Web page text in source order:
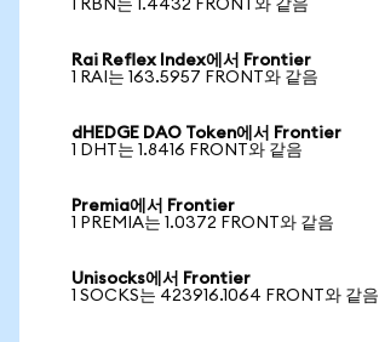
1 RBN는 1.4432 FRONT와 같음
Rai Reflex Index에서 Frontier
1 RAI는 163.5957 FRONT와 같음
dHEDGE DAO Token에서 Frontier
1 DHT는 1.8416 FRONT와 같음
Premia에서 Frontier
1 PREMIA는 1.0372 FRONT와 같음
Unisocks에서 Frontier
1 SOCKS는 423916.1064 FRONT와 같음